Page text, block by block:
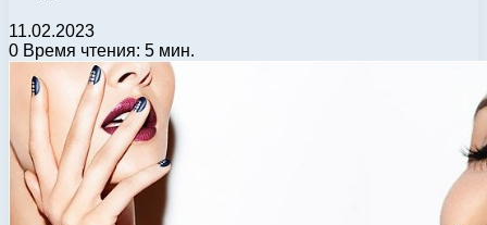
11.02.2023
0 Время чтения: 5 мин.